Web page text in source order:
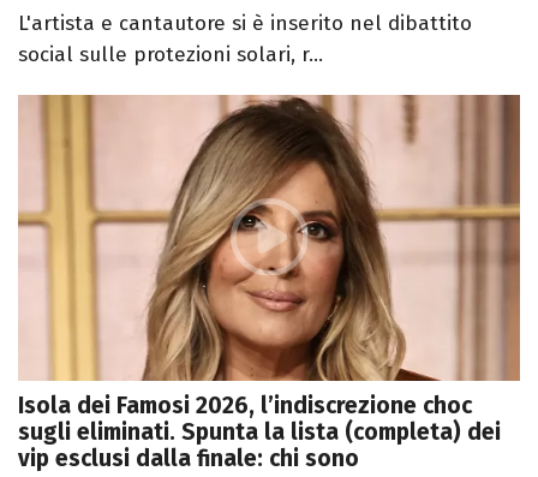
L'artista e cantautore si è inserito nel dibattito
social sulle protezioni solari, r...
Isola dei Famosi 2026, l’indiscrezione choc
sugli eliminati. Spunta la lista (completa) dei
vip esclusi dalla finale: chi sono